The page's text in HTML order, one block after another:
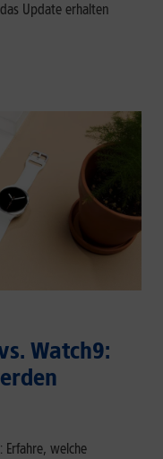
Update erhalten
Watch9:
Erfahre, welche